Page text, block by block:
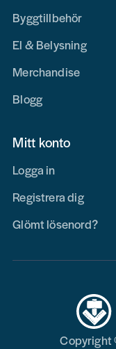
Byggtillbehör
El & Belysning
Merchandise
Blogg
Mitt konto
Logga in
Registrera dig
Glömt lösenord?
Copyright